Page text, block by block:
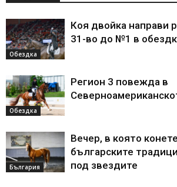
Обездка
Коя двойка направи
31-во до №1 в
Обездка
Регион 3 повежда в
България
Вечер, в която
българските
под звездите